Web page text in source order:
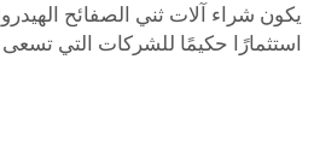
يكون شراء آلات ثني الصفائح
استثمارًا حكيمًا للشركات التي